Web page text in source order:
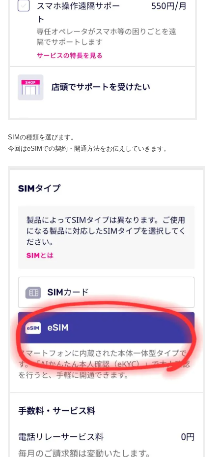
SIMの種類を選びます。
今回はeSIMでの契約・開通方法をお伝えしていきます。